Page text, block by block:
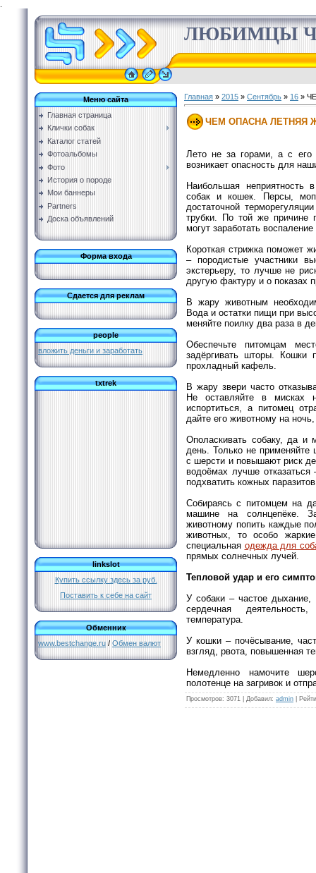
ЛЮБИМЦЫ
Меню сайта
Главная страница
Клички собак
Каталог статей
Фотоальбомы
Фото
История о породе
Мои баннеры
Partners
Доска объявлений
Форма входа
Сдается для реклам
people
вложить деньги и заработать
txtrek
linkslot
Купить ссылку здесь за руб.
Поставить к себе на сайт
Обменник
www.bestchange.ru / Обмен валют
Главная » 2015 » Сентябрь » 16 »
ЧЕМ ОПАСНА ЛЕТНЯЯ
Лето не за горами, а с его
возникает опасность для
Наибольшая неприятность
собак и кошек. Персы,
достаточной
трубки. По той же причине
могут заработать
Короткая стрижка поможет
– породистые участники
экстерьеру, то лучше не
другую фактуру и о показах
В жару животным
Вода и остатки пищи при
меняйте поилку два раза в
Обеспечьте питомцам
задёргивать шторы. Кошки
прохладный кафель.
В жару звери часто
Не оставляйте в мисках
испортиться, а питомец
дайте его животному на
Ополаскивать собаку, да и
день. Только не
с шерсти и повышают риск
водоёмах лучше отказаться
подхватить кожных
Собираясь с питомцем на
машине на солнцепёке.
животному попить каждые
животных, то особо
специальная одежда для
прямых солнечных лучей.
Тепловой удар и его
У собаки – частое дыхание,
сердечная
температура.
У кошки – почёсывание,
взгляд, рвота, повышенная
Немедленно намочите
полотенце на загривок и
Просмотров: 3071 | Добавил: admin